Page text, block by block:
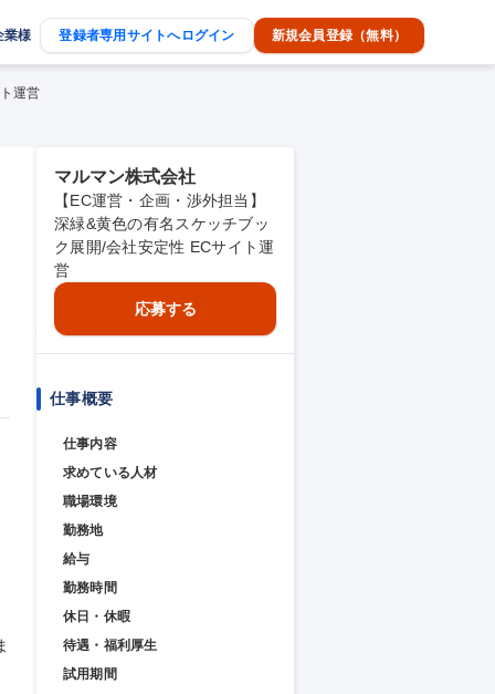
業様 登録者専用サイトへログイン 新規会員登録（無料）
運営
マルマン株式会社
【EC運営・企画・渉外担当】
深緑&黄色の有名スケッチブッ
ク展開/会社安定性 ECサイト運
営
応募する
仕事概要
仕事内容
求めている人材
職場環境
勤務地
給与
勤務時間
休日・休暇
待遇・福利厚生
試用期間